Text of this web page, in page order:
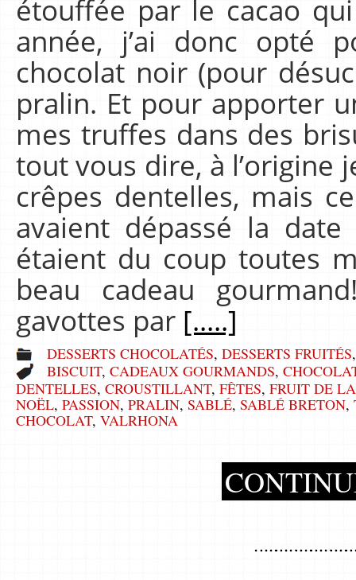
étouffée par le cacao
année, j’ai donc opté
chocolat noir (pour
pralin. Et pour apporter
mes truffes dans des
tout vous dire, à l’origine
crêpes dentelles, mais
avaient dépassé la
étaient du coup toutes
beau cadeau
gavottes par [.....]
DESSERTS CHOCOLATÉS, DESSERTS FRUITÉS
BISCUIT, CADEAUX GOURMANDS,
DENTELLES, CROUSTILLANT, FÊTES, FRUIT DE
NOËL, PASSION, PRALIN, SABLÉ, SABLÉ BRETON,
CHOCOLAT, VALRHONA